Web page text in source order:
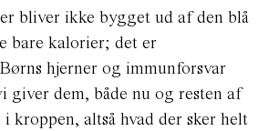
bliver ikke bygget ud af den blå
bare kalorier; det er
hjerner og immunforsvar
giver dem, både nu og resten af
kroppen, altså hvad der sker helt